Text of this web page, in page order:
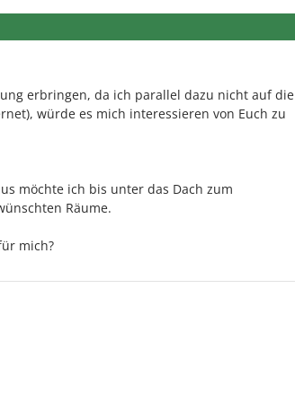
erbringen, da ich parallel dazu nicht auf die
würde es mich interessieren von Euch zu
möchte ich bis unter das Dach zum
Räume.
mich?